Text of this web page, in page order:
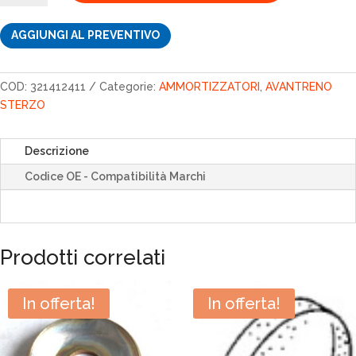
AGGIUNGI AL PREVENTIVO
COD: 321412411 Categorie: AMMORTIZZATORI AVANTRENO
STERZO
Descrizione
Codice OE - Compatibilità Marchi
Prodotti correlati
In offerta! In offerta!